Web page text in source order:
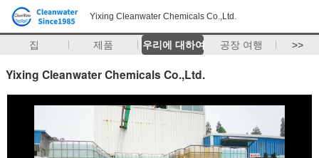
Yixing Cleanwater Chemicals Co.,Ltd.
집 제품 우리에 대하여 공장 여행 >>
Yixing Cleanwater Chemicals Co.,Ltd.